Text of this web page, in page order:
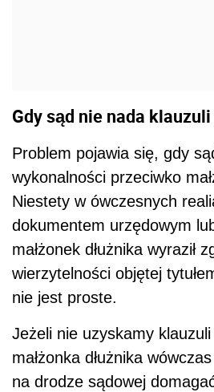
Gdy sąd nie nada
Problem pojawia się, gdy
wykonalności przeciwko
Niestety w ówczesnych
dokumentem urzędowym
małżonek dłużnika wyraził
wierzytelności objętej
nie jest proste.
Jeżeli nie uzyskamy
małżonka dłużnika
na drodze sądowej